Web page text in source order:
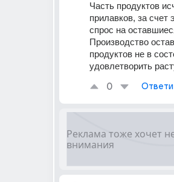
Часть продуктов
прилавков, за счет
спрос на
Производство
продуктов не в
удовлетворить
0